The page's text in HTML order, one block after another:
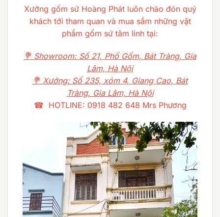
Xưởng gốm sứ Hoàng Phát luôn chào đón quý
khách tới tham quan và mua sắm những vật
phẩm gốm sứ tâm linh tại:
💐 Showroom: Số 21, Phố Gốm, Bát Tràng, Gia
Lâm, Hà Nội
💐 Xưởng: Số 235, xóm 4, Giang Cao, Bát
Tràng, Gia Lâm, Hà Nội
☎ HOTLINE: 0918 482 648 Mrs Phương